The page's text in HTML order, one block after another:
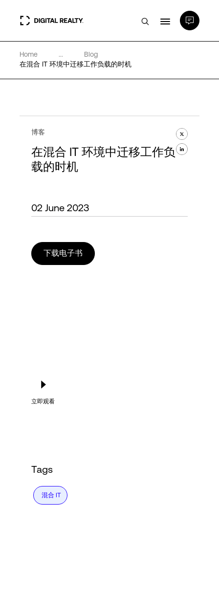
数据中心
专业知识和资源
登录
Home ...
Blog
在混合 IT 环境中迁移工作负载的时机
博客
在混合 IT 环境中迁移工作负
载的时机
02 June 2023
下载电子书
立即观看
Tags
混合 IT